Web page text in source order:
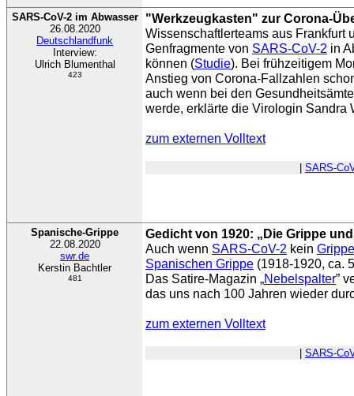
SARS-CoV-2 im Abwasser
26.08.2020
Deutschlandfunk
Interview:
Ulrich Blumenthal
423
"Werkzeugkasten" zur Corona-
Wissenschaftlerteams aus Frankfurt
Genfragmente von SARS-CoV-2 in
können (Studie). Bei frühzeitigem
Anstieg von Corona-Fallzahlen
auch wenn bei den
werde, erklärte die Virologin Sandra
zum externen Volltext
SARS-
Spanische-Grippe
22.08.2020
swr.de
Kerstin Bachtler
481
Gedicht von 1920: „Die Grippe
Auch wenn SARS-CoV-2 kein
Spanischen Grippe (1918-1920, ca.
Das Satire-Magazin „Nebelspalter”
das uns nach 100 Jahren wieder
zum externen Volltext
SARS-